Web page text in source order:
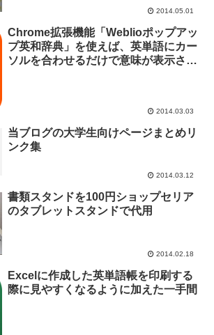
2014.05.01
Chrome拡張機能「Weblioポップアッ
プ英和辞典」を使えば、英単語にカー
ソルを合わせるだけで意味が表示され
2014.03.03
当ブログの大学生向けページまとめリ
ンク集
2014.03.12
書類スタンドを100円ショップセリア
のタブレットスタンドで代用
2014.02.18
Excelに作成した英単語帳を印刷する
際に見やすくなるように加えた一手間